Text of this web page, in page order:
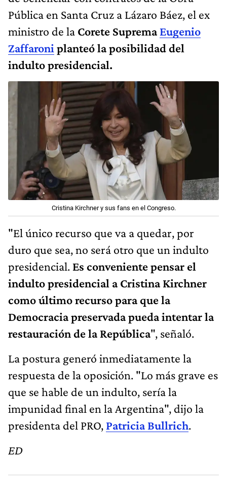
Pública en Santa Cruz a Lázaro Báez, el ex
ministro de la Corete SupremaEugenio
Zaffaroni planteó la posibilidad del
indulto presidencial.
Cristina Kirchner y sus fans en el Congreso.
"El único recurso que va a quedar, por
duro que sea, no será otro que un indulto
presidencial. Es conveniente pensar el
indulto presidencial a Cristina Kirchner
como último recurso para que la
Democracia preservada pueda intentar la
restauración de la República", señaló.
La postura generó inmediatamente la
respuesta de la oposición. "Lo más grave es
que se hable de un indulto, sería la
impunidad final en la Argentina", dijo la
presidenta del PRO, Patricia Bullrich.
ED